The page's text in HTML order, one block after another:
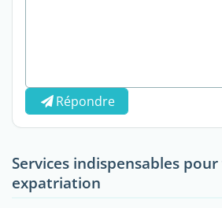
Répondre
Services indispensables
expatriation